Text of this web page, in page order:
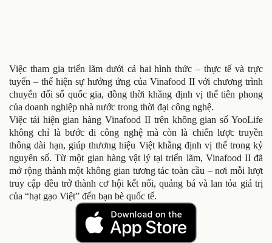
Việc tham gia triển lãm dưới cả hai hình thức – thực tế và trực
tuyến – thể hiện sự hưởng ứng của Vinafood II với chương trình
chuyển đổi số quốc gia, đồng thời khẳng định vị thế tiên phong
của doanh nghiệp nhà nước trong thời đại công nghệ.
Việc tái hiện gian hàng Vinafood II trên không gian số YooLife
không chỉ là bước đi công nghệ mà còn là chiến lược truyền
thông dài hạn, giúp thương hiệu Việt khẳng định vị thế trong kỷ
nguyên số. Từ một gian hàng vật lý tại triển lãm, Vinafood II đã
mở rộng thành một không gian tương tác toàn cầu – nơi mỗi lượt
truy cập đều trở thành cơ hội kết nối, quảng bá và lan tỏa giá trị
của “hạt gạo Việt” đến bạn bè quốc tế.